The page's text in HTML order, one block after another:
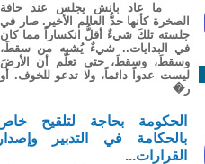
ما عاد بانش يجلس عند حافة
الصخرة كأنها حدُّ العالم الأخير. صار في
جلسته تلكَ شيءٌ أقلُّ انكساراً مما كان
في البدايات.. شيءٌ يُشبِه من سقطَ،
وسقطَ، وسقطَ، حتى تعلّم أن الأرضَ
ليست عدواً دائماً، ولا تدعو للخوف. أو
ر�
الحكومة بحاجة لتلقيح خاص
بالحكامة في التدبير وإصدار
القرارات...